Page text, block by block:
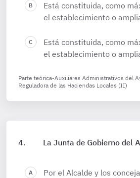
Está constituida, como
el establecimiento o
Está constituida, como
el establecimiento o
Parte teórica-Auxiliares Administrativos del
Reguladora de las Haciendas Locales (II)
La Junta de Gobierno del
Por el Alcalde y los